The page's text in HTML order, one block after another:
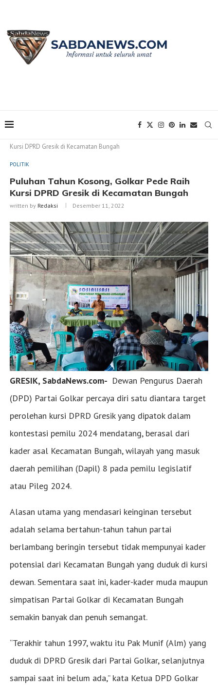
Kursi DPRD Gresik di Kecamatan Bungah
POLITIK
Puluhan Tahun Kosong, Golkar Pede Raih
Kursi DPRD Gresik di Kecamatan Bungah
written by Redaksi Desember 11, 2022
GRESIK, SabdaNews.com- Dewan Pengurus Daerah
(DPD) Partai Golkar percaya diri satu diantara target
perolehan kursi DPRD Gresik yang dipatok dalam
kontestasi pemilu 2024 mendatang, berasal dari
kader asal Kecamatan Bungah, wilayah yang masuk
daerah pemilihan (Dapil) 8 pada pemilu legislatif
atau Pileg 2024.
Alasan utama yang mendasari keinginan tersebut
adalah selama bertahun-tahun tahun partai
berlambang beringin tersebut tidak mempunyai kader
potensial dari Kecamatan Bungah yang duduk di kursi
dewan. Sementara saat ini, kader-kader muda maupun
simpatisan Partai Golkar di Kecamatan Bungah
semakin banyak dan penuh semangat.
“Terakhir tahun 1997, waktu itu Pak Munif (Alm) yang
duduk di DPRD Gresik dari Partai Golkar, selanjutnya
sampai saat ini belum ada,” kata Ketua DPD Golkar